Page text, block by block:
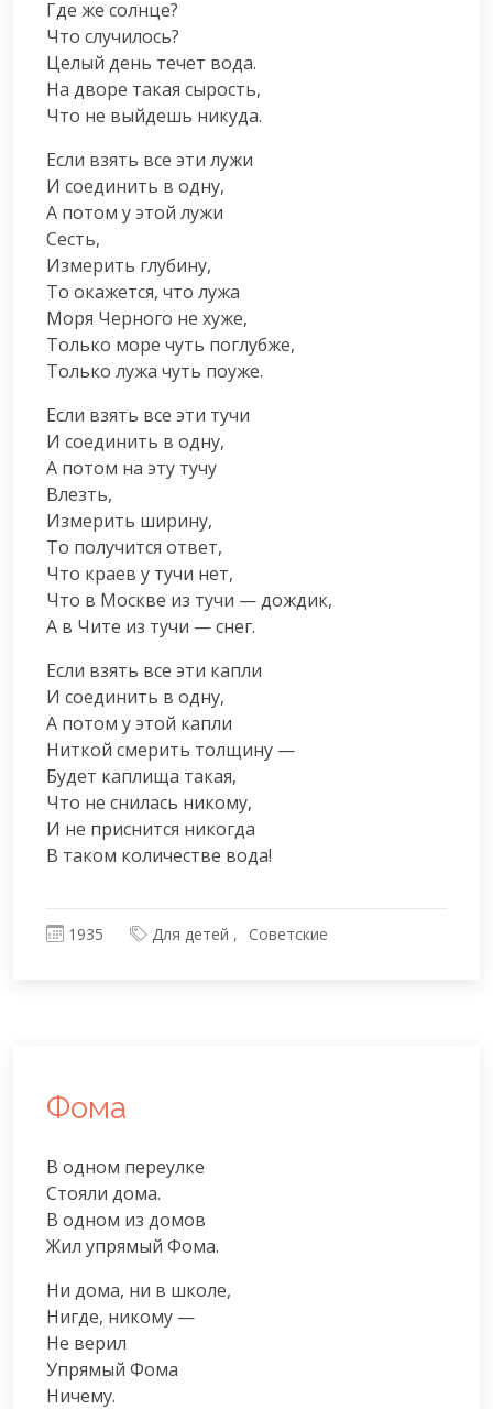
Где же солнце?
Что случилось?
Целый день течет вода.
На дворе такая сырость,
Что не выйдешь никуда.
Если взять все эти лужи
И соединить в одну,
А потом у этой лужи
Сесть,
Измерить глубину,
То окажется, что лужа
Моря Черного не хуже,
Только море чуть поглубже,
Только лужа чуть поуже.
Если взять все эти тучи
И соединить в одну,
А потом на эту тучу
Влезть,
Измерить ширину,
То получится ответ,
Что краев у тучи нет,
Что в Москве из тучи — дождик,
А в Чите из тучи — снег.
Если взять все эти капли
И соединить в одну,
А потом у этой капли
Ниткой смерить толщину —
Будет каплища такая,
Что не снилась никому,
И не приснится никогда
В таком количестве вода!
1935 Для детей Советские
Фома
В одном переулке
Стояли дома.
В одном из домов
Жил упрямый Фома.
Ни дома, ни в школе,
Нигде, никому —
Не верил
Упрямый Фома
Ничему.